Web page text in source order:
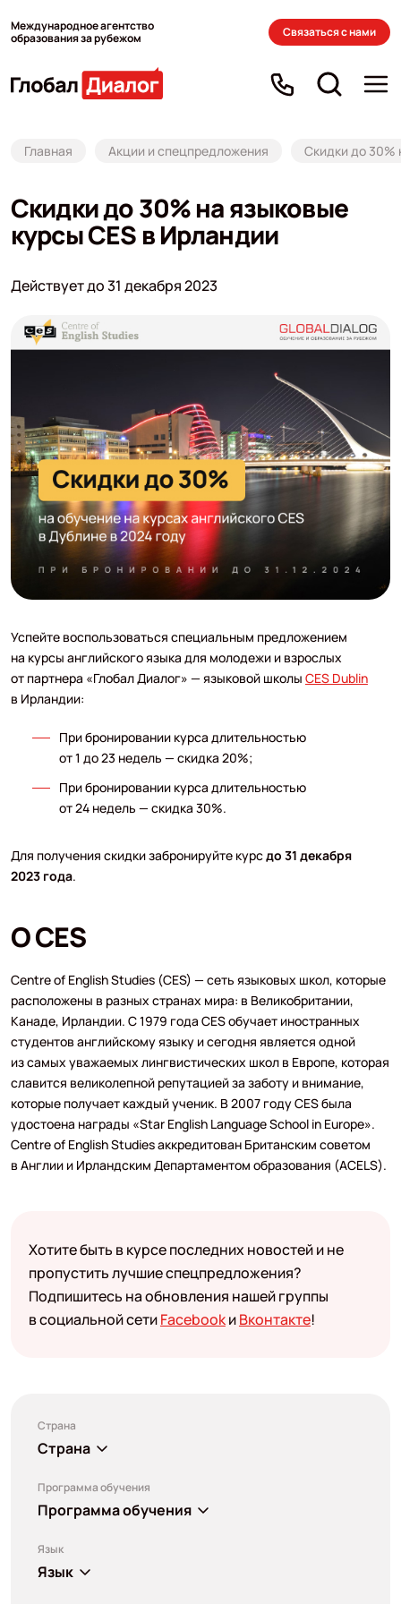
Международное агентство
образования за рубежом
Связаться с нами
Главная Акции и спецпредложения Скидки до 30%
Скидки до 30% на языковые
курсы CES в Ирландии
Действует до 31 декабря 2023
Успейте воспользоваться специальным предложением
на курсы английского языка для молодежи и взрослых
от партнера «Глобал Диалог» — языковой школы CES Dublin
в Ирландии:
При бронировании курса длительностью
от 1 до 23 недель — скидка 20%;
При бронировании курса длительностью
от 24 недель — скидка 30%.
Для получения скидки забронируйте курсдо 31 декабря
2023 года.
О CES
Centre of English Studies (CES) — сеть языковых школ, которые
расположены в разных странах мира: в Великобритании,
Канаде, Ирландии. С 1979 года CES обучает иностранных
студентов английскому языку и сегодня является одной
из самых уважаемых лингвистических школ в Европе, которая
славится великолепной репутацией за заботу и внимание,
которые получает каждый ученик. В 2007 году CES была
удостоена награды «Star English Language School in Europe».
Centre of English Studies аккредитован Британским советом
в Англии и Ирландским Департаментом образования (ACELS).
Хотите быть в курсе последних новостей и не
пропустить лучшие спецпредложения?
Подпишитесь на обновления нашей группы
в социальной сетиFacebookиВконтакте!
Страна
Страна
Программа обучения
Программа обучения
Язык
Язык